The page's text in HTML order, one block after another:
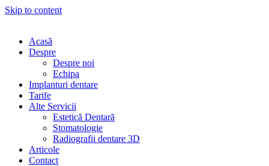
Skip to content
Acasă
Despre
Despre noi
Echipa
Implanturi dentare
Tarife
Alte Servicii
Estetică Dentară
Stomatologie
Radiografii dentare 3D
Articole
Contact